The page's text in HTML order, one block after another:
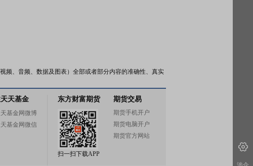
频、音频、数据及图表）全部或者部分内容的准确性、真实
天基金
基金网微博
基金网微信
东方财富期货
扫一扫下载APP
期货交易
期货手机开户
期货电脑开户
期货官方网站